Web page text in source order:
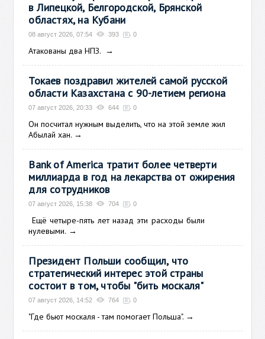
в Липецкой, Белгородской, Брянской
областях, на Кубани
08 август 2026, 07:54 393 0
Атакованы два НПЗ. →
Токаев поздравил жителей самой русской
области Казахстана с 90-летием региона
07 август 2026, 20:33 644 0
Он посчитал нужным выделить, что на этой земле жил
Абылай хан. →
Bank of America тратит более четверти
миллиарда в год на лекарства от ожирения
для сотрудников
07 август 2026, 15:38 704 0
Ещё четыре-пять лет назад эти расходы были
нулевыми. →
Президент Польши сообщил, что
стратегический интерес этой страны
состоит в том, чтобы "бить москаля"
07 август 2026, 14:52 764 0
"Где бьют москаля - там помогает Польша". →